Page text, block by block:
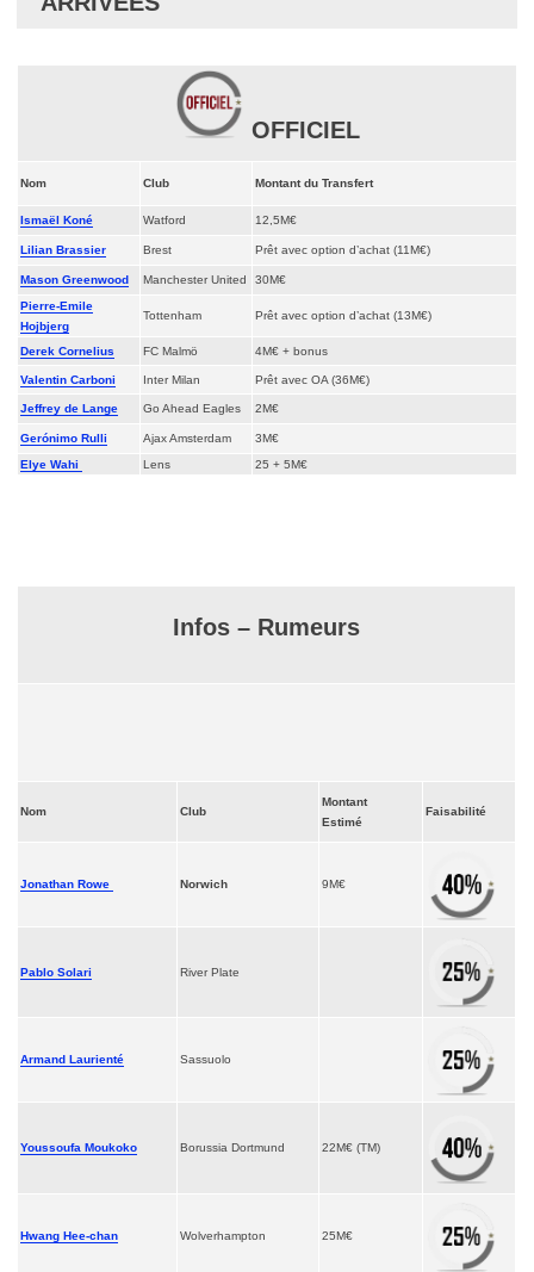
OFFICIEL
Nom Club Montant du Transfert
Ismaël Koné Watford 12,5M€
Lilian Brassier Brest Prêt avec option d’achat (11M€)
Mason Greenwood Manchester United
30M€
Pierre-Emile
Hojbjerg
Tottenham Prêt avec option d’achat (13M€)
Derek Cornelius FC Malmö 4M€ + bonus
Valentin Carboni Inter Milan Prêt avec OA (36M€)
Jeffrey de Lange Go Ahead Eagles 2M€
Gerónimo Rulli Ajax Amsterdam
3M€
Elye Wahi
Lens 25 + 5M€
Infos – Rumeurs
Nom Club
Montant
Estimé
Faisabilité
Jonathan Rowe Norwich 9M€
Pablo Solari River Plate
Armand Laurienté Sassuolo
Youssoufa Moukoko Borussia Dortmund 22M€ (TM)
Hwang Hee-chan Wolverhampton 25M€